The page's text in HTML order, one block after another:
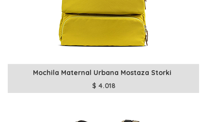
Mochila Maternal Urbana Mostaza Storki
$ 4.018